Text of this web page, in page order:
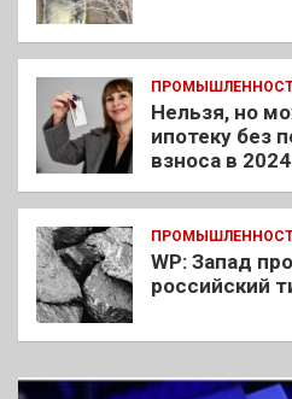
Нельзя, но
ипотеку без
взноса в
WP: Запад
российский